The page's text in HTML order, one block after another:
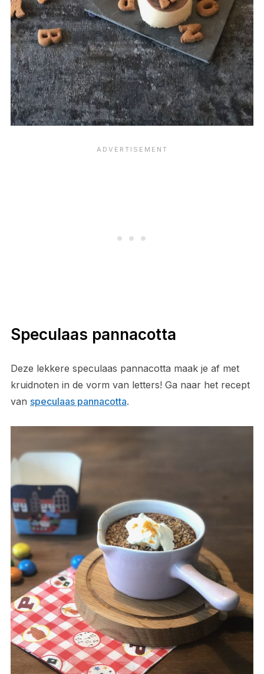
Speculaas pannacotta
Deze lekkere speculaas pannacotta maak je af met
kruidnoten in de vorm van letters! Ga naar het recept
van speculaas pannacotta.